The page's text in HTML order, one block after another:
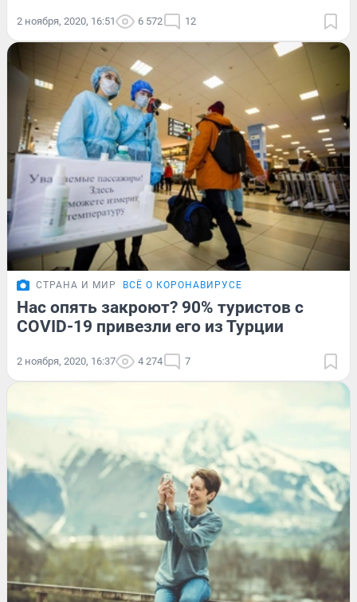
2 ноября, 2020, 16:51 6 572 12
СТРАНА И МИР ВСЁ О КОРОНАВИРУСЕ
Нас опять закроют? 90% туристов с
COVID-19 привезли его из Турции
2 ноября, 2020, 16:37 4 274 7